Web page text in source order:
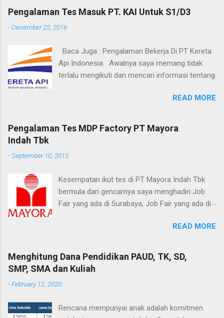
perbandingan kinerja untuk toko yang sudah
periode waktu tertentu, Annual atau kuartal,
saat ini dengan periode yang sama di masa lalu
, misalnya, membandingkan pendapatan kuartal
pertama 2022 dengan pendapatan kuartal
perusahaan saat ini yang merupakan hasil dari
ada sebelumnya atau bagian mana yang
SSSG dinyatakan sebagai persentase (%) yang
menunjukkan jumlah dari peningkatan atau
penurunan pendapatan. Misalnya, SSSG suatu
Pengalaman Tes Masuk PT. KAI Untuk S1/D3
-December 25, 2016
Baca Juga : Pengalaman Bekerja Di PT Kereta
Api Indonesia Awalnya saya memang tidak
terlalu mengikuti dan mencari informasi tentang
angkutan kereta api ini, yang saya tahu hanya
menjadi sponsor di bursa karir ITS ke-30.
setelah kurang beruntung di bursa karir ITS ke-
mempersiapkan untuk mengikuti event bursa
kesehatan fisik dan persiapan untuk tes tulis.
persiapan ini saya mulai 3 bulan sebelum bursa
karir ini berlangsung, dengan hasil saya mampu
masuk PT.KAI sendiri saya tidak ada persiapan
khusus di awal karena jujur, bayangan saya
terhadap perkeretaapian di indonesia masih
pedagang asongan dan banyak penumpang
READ MORE
Pengalaman Tes MDP Factory PT Mayora
Indah Tbk
-September 10, 2015
Kesempatan ikut tes di PT Mayora Indah Tbk
bermula dari gencarnya saya menghadiri Job
Fair yang ada di Surabaya, Job Fair yang ada di
salah satunya yang saya datangi adalah Job
Balai Pemuda, waktu itu tidak banyak
perusahaan yang menarik minat saya, dan
lamaran di stand PT Mayora Indah Tbk, karena
saya salah satu perusahaan FMCG yang well
READ MORE
Menghitung Dana Pendidikan PAUD, TK, SD,
SMP, SMA dan Kuliah
-February 12, 2020
Rencana mempunyai anak adalah komitmen